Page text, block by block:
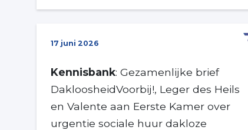
17 juni 2026
Kennisbank: Gezamenlijke brief
DakloosheidVoorbij!, Leger des Heils
en Valente aan Eerste Kamer over
urgentie sociale huur dakloze